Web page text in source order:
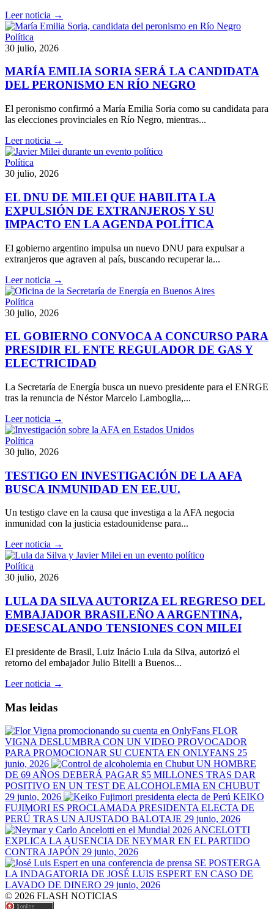
Leer noticia →
Política
30 julio, 2026
MARÍA EMILIA SORIA SERÁ LA CANDIDATA
DEL PERONISMO EN RÍO NEGRO
El peronismo confirmó a María Emilia Soria como su candidata para
las elecciones provinciales en Río Negro, mientras...
Leer noticia →
Política
30 julio, 2026
EL DNU DE MILEI QUE HABILITA LA
EXPULSIÓN DE EXTRANJEROS Y SU
IMPACTO EN LA AGENDA POLÍTICA
El gobierno argentino impulsa un nuevo DNU para expulsar a
extranjeros que agraven al país, buscando recuperar la...
Leer noticia →
Política
30 julio, 2026
EL GOBIERNO CONVOCA A CONCURSO PARA
PRESIDIR EL ENTE REGULADOR DE GAS Y
ELECTRICIDAD
La Secretaría de Energía busca un nuevo presidente para el ENRGE
tras la renuncia de Néstor Marcelo Lamboglia,...
Leer noticia →
Política
30 julio, 2026
TESTIGO EN INVESTIGACIÓN DE LA AFA
BUSCA INMUNIDAD EN EE.UU.
Un testigo clave en la causa que investiga a la AFA negocia
inmunidad con la justicia estadounidense para...
Leer noticia →
Política
30 julio, 2026
LULA DA SILVA AUTORIZA EL REGRESO DEL
EMBAJADOR BRASILEÑO A ARGENTINA,
DESESCALANDO TENSIONES CON MILEI
El presidente de Brasil, Luiz Inácio Lula da Silva, autorizó el
retorno del embajador Julio Bitelli a Buenos...
Leer noticia →
Mas leidas
FLOR
VIGNA DESLUMBRA CON UN VIDEO PROVOCADOR
PARA PROMOCIONAR SU CUENTA EN ONLYFANS 25
junio, 2026
UN HOMBRE
DE 69 AÑOS DEBERÁ PAGAR $5 MILLONES TRAS DAR
POSITIVO EN UN TEST DE ALCOHOLEMIA EN CHUBUT
29 junio, 2026
KEIKO
FUJIMORI ES PROCLAMADA PRESIDENTA ELECTA DE
PERÚ TRAS UN AJUSTADO BALOTAJE 29 junio, 2026
ANCELOTTI
EXPLICA LA AUSENCIA DE NEYMAR EN EL PARTIDO
CONTRA JAPÓN 29 junio, 2026
SE POSTERGA
LA INDAGATORIA DE JOSÉ LUIS ESPERT EN CASO DE
LAVADO DE DINERO 29 junio, 2026
© 2026 FLASH NOTICIAS